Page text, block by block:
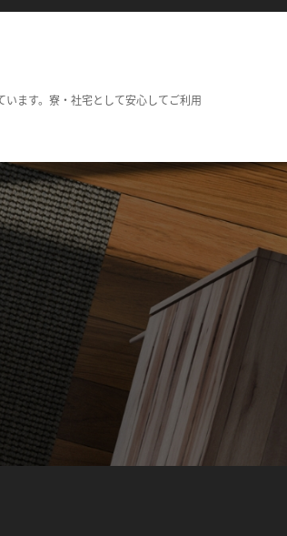
ます。寮・社宅として安心してご利用